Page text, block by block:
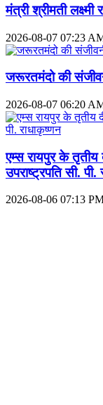
मंत्री श्रीमती
2026-08-07 07:23
जरूरतमंदो की
2026-08-07 06:20
एम्स रायपुर के तृतीय
उपराष्ट्रपति सी. पी.
2026-08-06 07:13